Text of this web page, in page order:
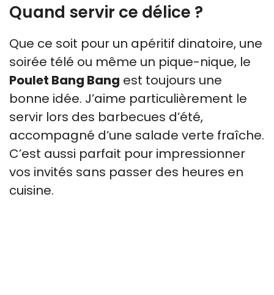
Quand servir ce délice ?
Que ce soit pour un apéritif dinatoire, une
soirée télé ou même un pique-nique, le
Poulet Bang Bang est toujours une
bonne idée. J’aime particulièrement le
servir lors des barbecues d’été,
accompagné d’une salade verte fraîche.
C’est aussi parfait pour impressionner
vos invités sans passer des heures en
cuisine.